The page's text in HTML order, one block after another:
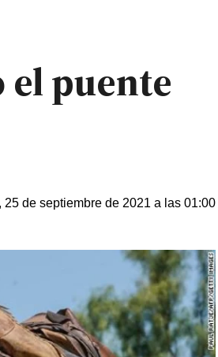
el puente
25 de septiembre de 2021 a las 01:00